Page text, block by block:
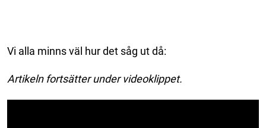
Vi alla minns väl hur det såg ut då:
Artikeln fortsätter under videoklippet.